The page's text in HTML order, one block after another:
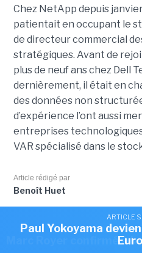
ARTICLE
Romain PassillyARTICLE
Marc Royer confirmé à
Chez NetApp depuis
patientait en occupant le
de directeur commercial
stratégiques. Avant de
plus de neuf ans chez Dell
dernièrement, il était en
des données non
d’expérience l’ont aussi
entreprises
VAR spécialisé dans le
Article rédigé par
Benoît Huet
Cet article vous a
ARTICLE
Paul Yokoyama